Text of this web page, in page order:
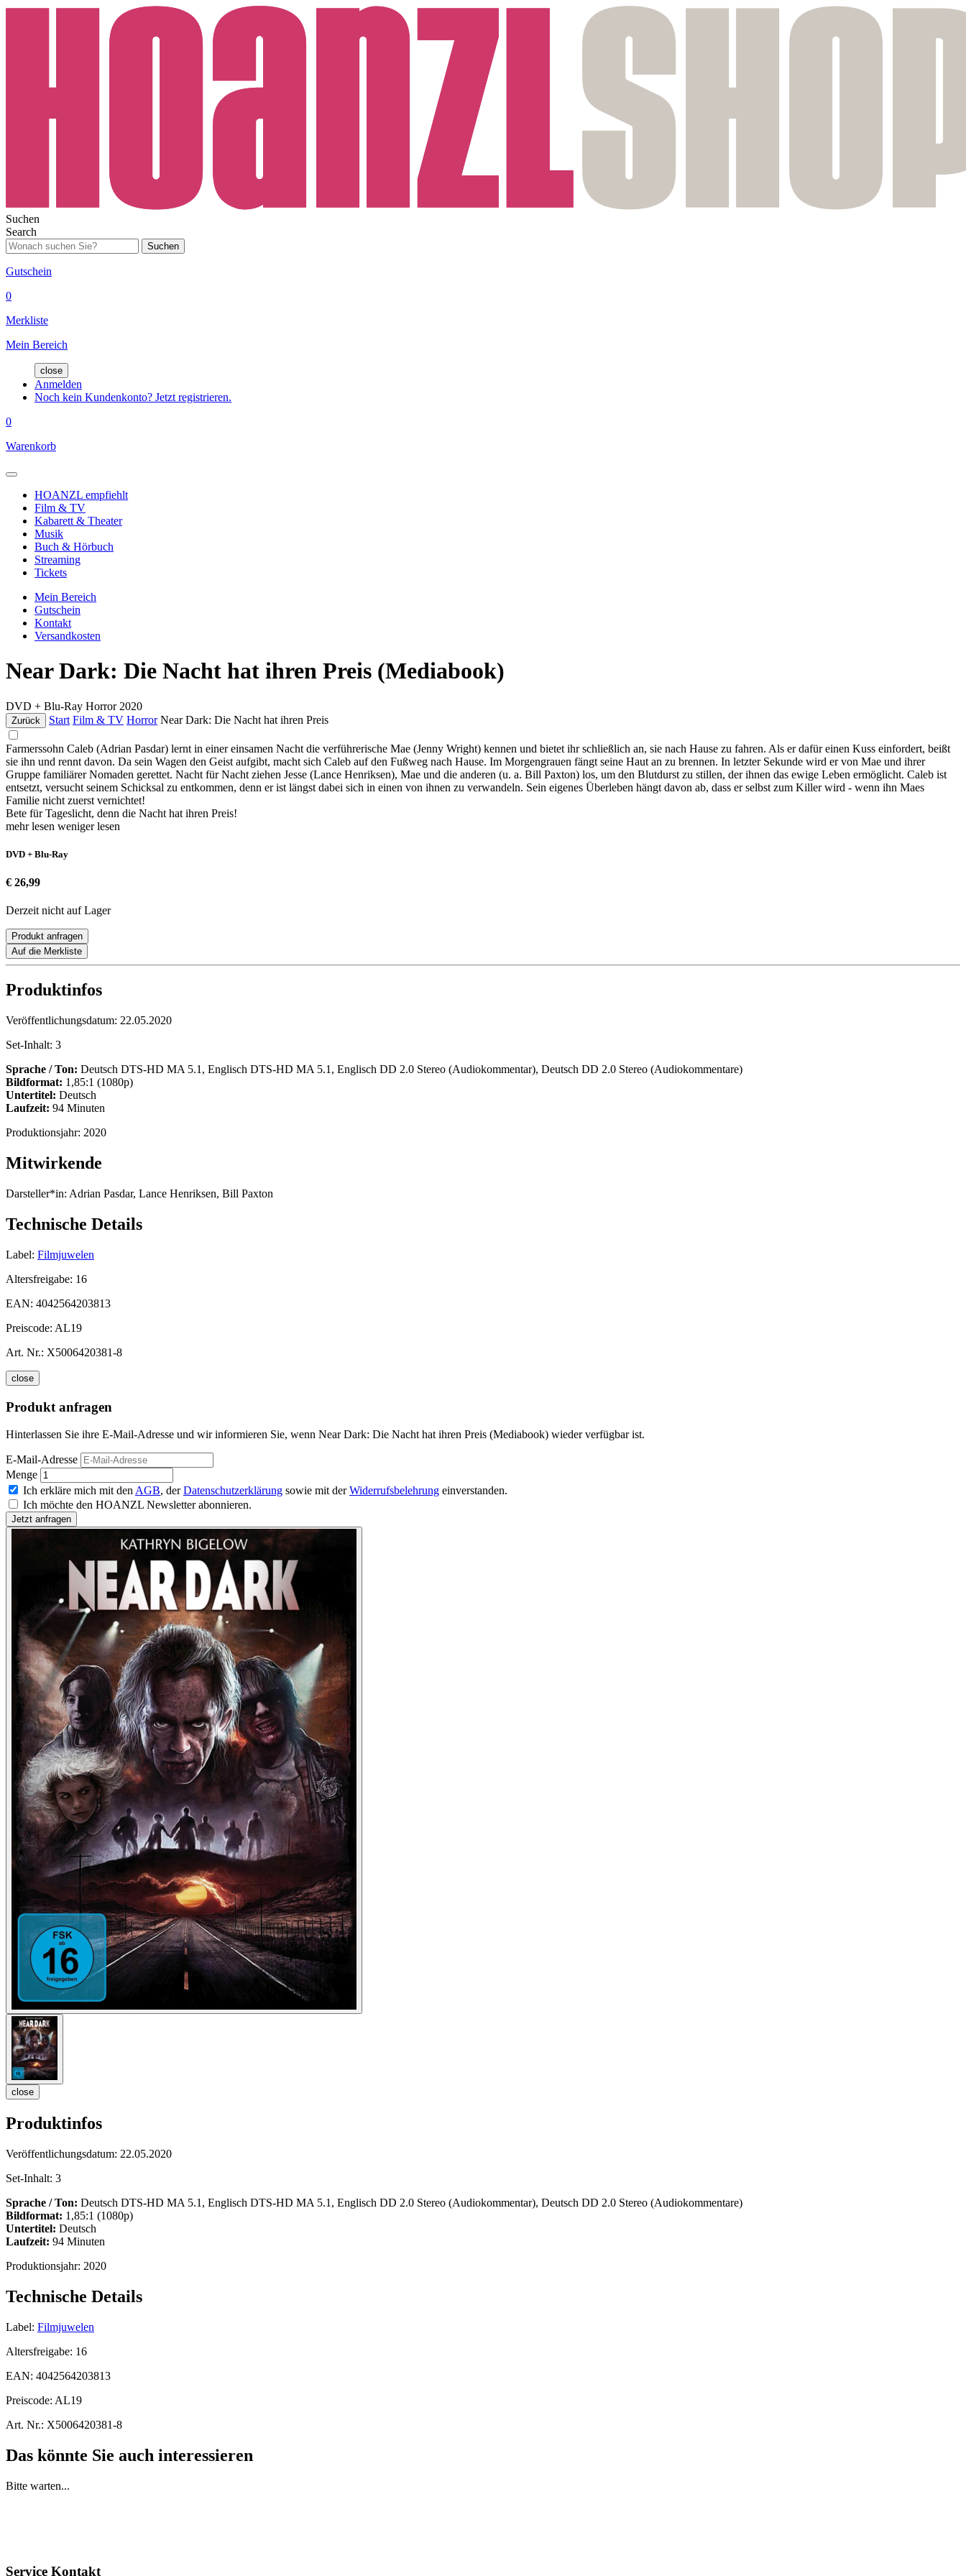
Suchen
Search
Suchen
Gutschein
0
Merkliste
Mein Bereich
close
Anmelden
Noch kein Kundenkonto? Jetzt registrieren.
0
Warenkorb
HOANZL empfiehlt
Film & TV
Kabarett & Theater
Musik
Buch & Hörbuch
Streaming
Tickets
Mein Bereich
Gutschein
Kontakt
Versandkosten
Near Dark: Die Nacht hat ihren Preis (Mediabook)
DVD + Blu-Ray Horror 2020
Zurück Start Film & TV Horror Near Dark: Die Nacht hat ihren Preis
Farmerssohn Caleb (Adrian Pasdar) lernt in einer einsamen Nacht die verführerische Mae (Jenny Wright) kennen und bietet ihr schließlich an, sie nach Hause zu fahren. Als er dafür einen Kuss einfordert, beißt
sie ihn und rennt davon. Da sein Wagen den Geist aufgibt, macht sich Caleb auf den Fußweg nach Hause. Im Morgengrauen fängt seine Haut an zu brennen. In letzter Sekunde wird er von Mae und ihrer
Gruppe familiärer Nomaden gerettet. Nacht für Nacht ziehen Jesse (Lance Henriksen), Mae und die anderen (u. a. Bill Paxton) los, um den Blutdurst zu stillen, der ihnen das ewige Leben ermöglicht. Caleb ist
entsetzt, versucht seinem Schicksal zu entkommen, denn er ist längst dabei sich in einen von ihnen zu verwandeln. Sein eigenes Überleben hängt davon ab, dass er selbst zum Killer wird - wenn ihn Maes
Familie nicht zuerst vernichtet!
Bete für Tageslicht, denn die Nacht hat ihren Preis!
mehr lesen weniger lesen
DVD + Blu-Ray
€ 26,99
Derzeit nicht auf Lager
Produkt anfragen
Auf die Merkliste
Produktinfos
Veröffentlichungsdatum: 22.05.2020
Set-Inhalt: 3
Sprache / Ton: Deutsch DTS-HD MA 5.1, Englisch DTS-HD MA 5.1, Englisch DD 2.0 Stereo (Audiokommentar), Deutsch DD 2.0 Stereo (Audiokommentare)
Bildformat: 1,85:1 (1080p)
Untertitel: Deutsch
Laufzeit: 94 Minuten
Produktionsjahr: 2020
Mitwirkende
Darsteller*in: Adrian Pasdar, Lance Henriksen, Bill Paxton
Technische Details
Label: Filmjuwelen
Altersfreigabe: 16
EAN: 4042564203813
Preiscode: AL19
Art. Nr.: X5006420381-8
close
Produkt anfragen
Hinterlassen Sie ihre E-Mail-Adresse und wir informieren Sie, wenn Near Dark: Die Nacht hat ihren Preis (Mediabook) wieder verfügbar ist.
E-Mail-Adresse
Menge
Ich erkläre mich mit den AGB, derDatenschutzerklärung sowie mit derWiderrufsbelehrung einverstanden.
Ich möchte den HOANZL Newsletter abonnieren.
close
Produktinfos
Veröffentlichungsdatum: 22.05.2020
Set-Inhalt: 3
Sprache / Ton: Deutsch DTS-HD MA 5.1, Englisch DTS-HD MA 5.1, Englisch DD 2.0 Stereo (Audiokommentar), Deutsch DD 2.0 Stereo (Audiokommentare)
Bildformat: 1,85:1 (1080p)
Untertitel: Deutsch
Laufzeit: 94 Minuten
Produktionsjahr: 2020
Technische Details
Label: Filmjuwelen
Altersfreigabe: 16
EAN: 4042564203813
Preiscode: AL19
Art. Nr.: X5006420381-8
Das könnte Sie auch interessieren
Bitte warten...
Service Kontakt